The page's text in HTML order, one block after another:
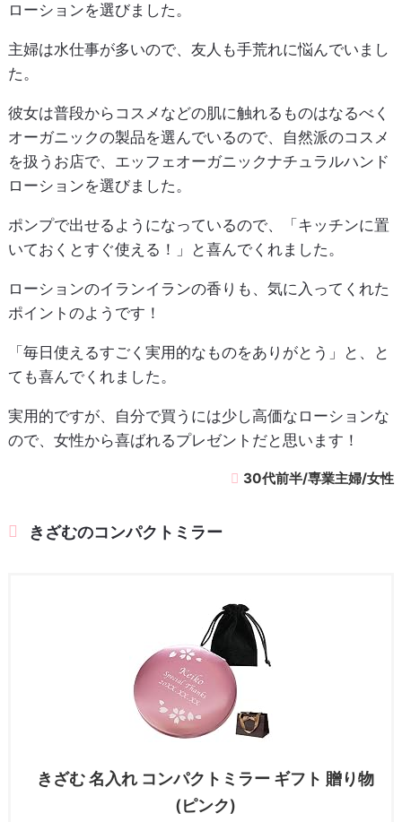
ローションを選びました。
主婦は水仕事が多いので、友人も手荒れに悩んでいまし
た。
彼女は普段からコスメなどの肌に触れるものはなるべく
オーガニックの製品を選んでいるので、自然派のコスメ
を扱うお店で、エッフェオーガニックナチュラルハンド
ローションを選びました。
ポンプで出せるようになっているので、「キッチンに置
いておくとすぐ使える！」と喜んでくれました。
ローションのイランイランの香りも、気に入ってくれた
ポイントのようです！
「毎日使えるすごく実用的なものをありがとう」と、と
ても喜んでくれました。
実用的ですが、自分で買うには少し高価なローションな
ので、女性から喜ばれるプレゼントだと思います！
30代前半/専業主婦/女性
きざむのコンパクトミラー
きざむ 名入れ コンパクトミラー ギフト 贈り物
(ピンク)